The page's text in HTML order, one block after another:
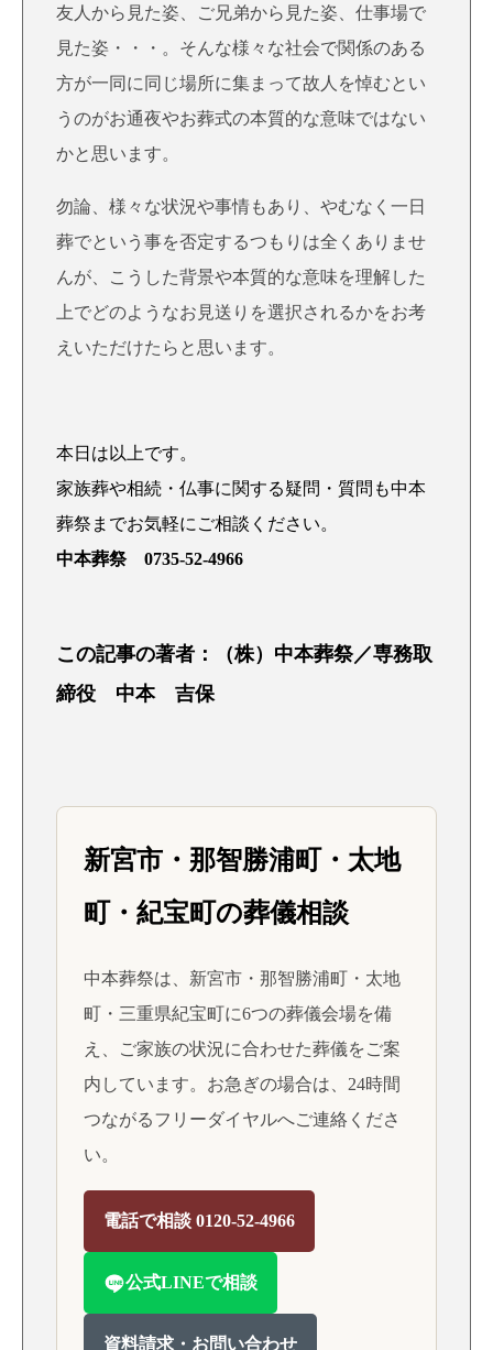
友人から見た姿、ご兄弟から見た姿、仕事場で
見た姿・・・。そんな様々な社会で関係のある
方が一同に同じ場所に集まって故人を悼むとい
うのがお通夜やお葬式の本質的な意味ではない
かと思います。
勿論、様々な状況や事情もあり、やむなく一日
葬でという事を否定するつもりは全くありませ
んが、こうした背景や本質的な意味を理解した
上でどのようなお見送りを選択されるかをお考
えいただけたらと思います。
本日は以上です。
家族葬や相続・仏事に関する疑問・質問も中本
葬祭までお気軽にご相談ください。
中本葬祭 0735-52-4966
この記事の著者：（株）中本葬祭／専務取
締役 中本 吉保
新宮市・那智勝浦町・太地
町・紀宝町の葬儀相談
中本葬祭は、新宮市・那智勝浦町・太地
町・三重県紀宝町に6つの葬儀会場を備
え、ご家族の状況に合わせた葬儀をご案
内しています。お急ぎの場合は、24時間
つながるフリーダイヤルへご連絡くださ
い。
電話で相談 0120-52-4966
公式LINEで相談
資料請求・お問い合わせ